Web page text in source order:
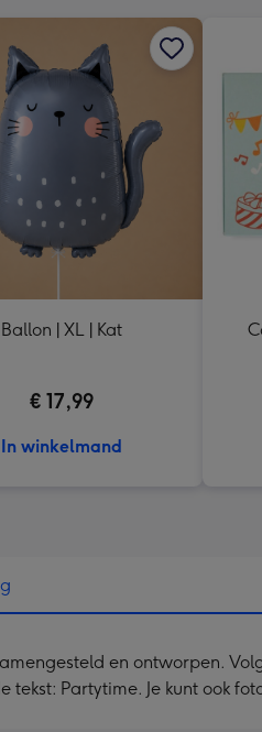
Ballon | XL | Kat
€ 17,99
In winkelmand
en ontworpen.
Partytime. Je kunt ook